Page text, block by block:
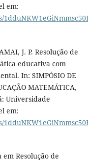
em:
J. P. Resolução de
educativa com
In: SIMPÓSIO DE
MATEMÁTICA,
Universidade
em:
Resolução de